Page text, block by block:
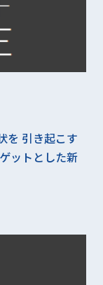
を 引き起こす
ットとした新